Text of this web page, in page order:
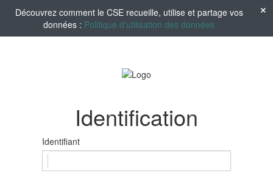
Découvrez comment le CSE recueille, utilise et partage vos
données : Politique d'utilisation des données
Identification
Identifiant